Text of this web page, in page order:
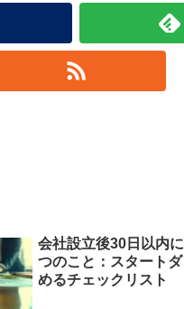
会社設立後30日以内
つのこと：スタート
めるチェックリスト